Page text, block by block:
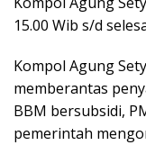
15.00 Wib s/d
Kompol Agung
memberantas
BBM bersubsidi,
pemerintah